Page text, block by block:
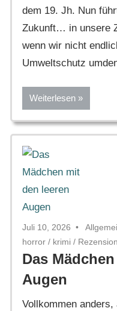
dem 19. Jh. Nun
Zukunft… in unsere
wenn wir nicht
Umweltschutz
Weiterlesen
Juli 10, 2026
horror / krimi / Rezension
Das
Augen
Vollkommen